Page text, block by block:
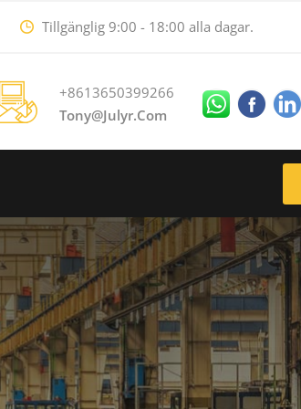
Tillgänglig 9:00 - 18:00 alla dagar.
+8613650399266
Tony@julyr.com